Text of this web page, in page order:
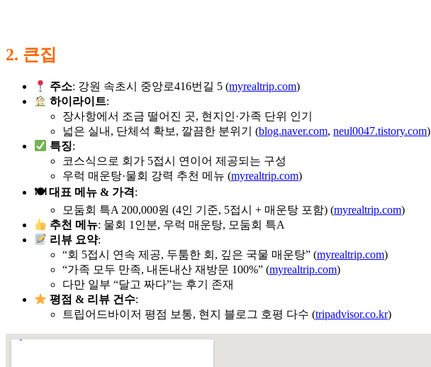
2. 큰집
주소: 강원 속초시 중앙로416번길 5 (myrealtrip.com)
하이라이트:
장사항에서 조금 떨어진 곳, 현지인·가족 단위 인기
넓은 실내, 단체석 확보, 깔끔한 분위기 (blog.naver.com, neul0047.tistory.com)
특징:
코스식으로 회가 5접시 연이어 제공되는 구성
우럭 매운탕·물회 강력 추천 메뉴 (myrealtrip.com)
🍽 대표 메뉴 & 가격:
모둠회 특A 200,000원 (4인 기준, 5접시 + 매운탕 포함) (myrealtrip.com)
추천 메뉴: 물회 1인분, 우럭 매운탕, 모둠회 특A
리뷰 요약:
“회 5접시 연속 제공, 두툼한 회, 깊은 국물 매운탕” (myrealtrip.com)
“가족 모두 만족, 내돈내산 재방문 100%” (myrealtrip.com)
다만 일부 “달고 짜다”는 후기 존재
평점 & 리뷰 건수:
트립어드바이저 평점 보통, 현지 블로그 호평 다수 (tripadvisor.co.kr)